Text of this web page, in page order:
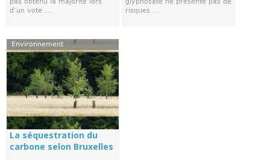
d’un vote ...
risques ...
Environnement
La séquestration du
carbone selon Bruxelles